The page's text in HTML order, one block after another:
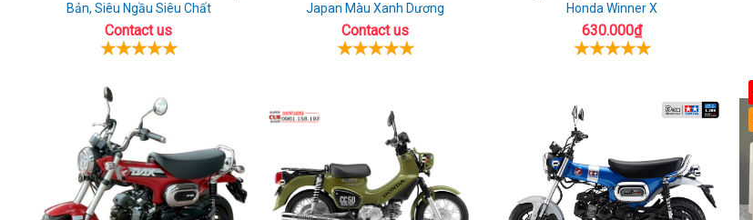
Bản, Siêu Ngầu Siêu Chất
Contact us
Japan Màu Xanh Dương
Contact us
Honda Winner X
630.000₫